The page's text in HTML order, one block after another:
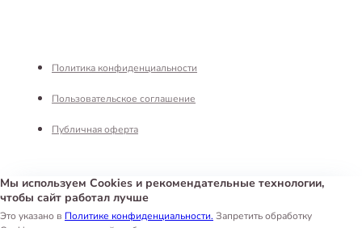
Реквизиты
Интернет-магазин «Белый Кролик»
Политика конфиденциальности
Пользовательское соглашение
Публичная оферта
Мы используем Cookies и рекомендательные технологии,
чтобы сайт работал лучше
Это указано в Политике конфиденциальности. Запретить обработку